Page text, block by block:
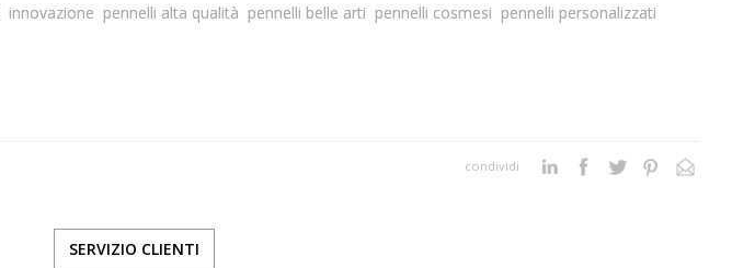
innovazione pennelli alta qualità pennelli belle arti pennelli cosmesi pennelli personalizzati
condividi
SERVIZIO CLIENTI